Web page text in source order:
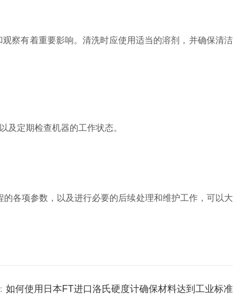
察有着重要影响。清洗时应使用适当的溶剂，并确保清洁
定期检查机器的工作状态。
各项参数，以及进行必要的后续处理和维护工作，可以大
如何使用日本FT进口洛氏硬度计确保材料达到工业标准